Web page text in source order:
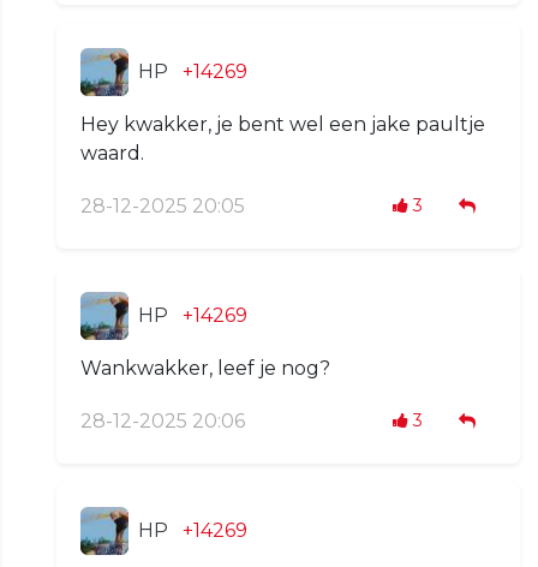
HP +14269
Hey kwakker, je bent wel een jake paultje
waard.
28-12-2025 20:05 3
HP +14269
Wankwakker, leef je nog?
28-12-2025 20:06 3
HP +14269